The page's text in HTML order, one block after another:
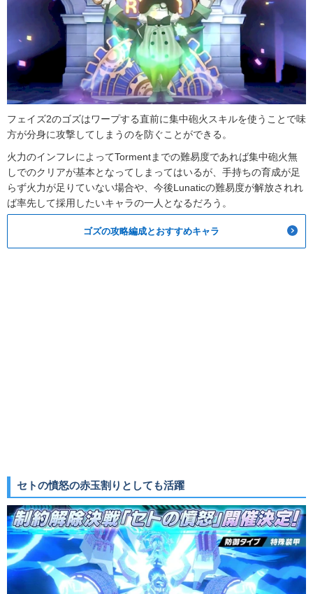
フェイズ2のゴズはワープする直前に集中砲火スキルを使うことで味
方が分身に攻撃してしまうのを防ぐことができる。
火力のインフレによってTormentまでの難易度であれば集中砲火無
しでのクリアが基本となってしまってはいるが、手持ちの育成が足
らず火力が足りていない場合や、今後Lunaticの難易度が解放されれ
ば率先して採用したいキャラの一人となるだろう。
ゴズの攻略編成とおすすめキャラ
セトの憤怒の赤玉割りとしても活躍